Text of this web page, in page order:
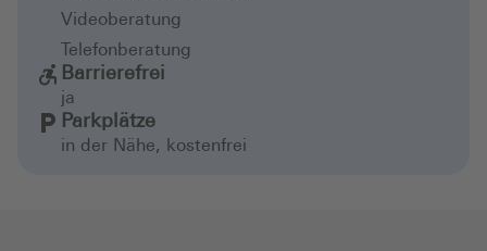
Videoberatung
Telefonberatung
Barrierefrei
ja
Parkplätze
in der Nähe, kostenfrei